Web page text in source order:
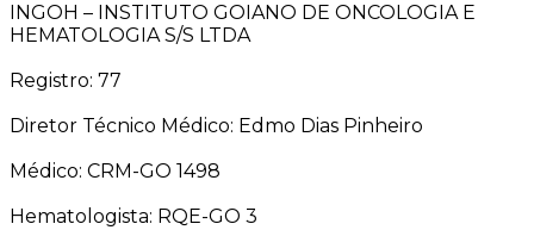
INGOH – INSTITUTO GOIANO DE ONCOLOGIA E
HEMATOLOGIA S/S LTDA
Registro: 77
Diretor Técnico Médico: Edmo Dias Pinheiro
Médico: CRM-GO 1498
Hematologista: RQE-GO 3